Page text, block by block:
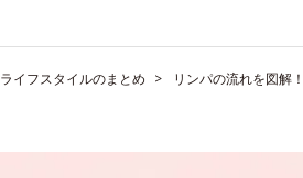
ライフスタイルのまとめ リンパの流れを図解